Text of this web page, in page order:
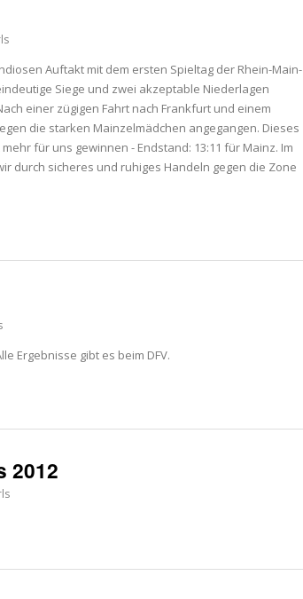
Auftakt mit dem ersten Spieltag der Rhein-Main-
Siege und zwei akzeptable Niederlagen
einer zügigen Fahrt nach Frankfurt und einem
die starken Mainzelmädchen angegangen. Dieses
für uns gewinnen - Endstand: 13:11 für Mainz. Im
durch sicheres und ruhiges Handeln gegen die Zone
Ergebnisse gibt es beim DFV.
2012